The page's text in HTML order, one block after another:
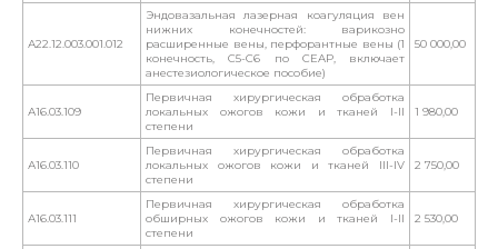
А22.12.003.001.012
Эндовазальная лазерная коагуляция вен
нижних конечностей: варикозно
расширенные вены, перфорантные вены (1
конечность, С5-С6 по CEAP, включает
анестезиологическое пособие)
50 000,00
А16.03.109
Первичная хирургическая обработка
локальных ожогов кожи и тканей I-II
степени
1 980,00
А16.03.110
Первичная хирургическая обработка
локальных ожогов кожи и тканей III-IV
степени
2 750,00
А16.03.111
Первичная хирургическая обработка
обширных ожогов кожи и тканей I-II
степени
2 530,00